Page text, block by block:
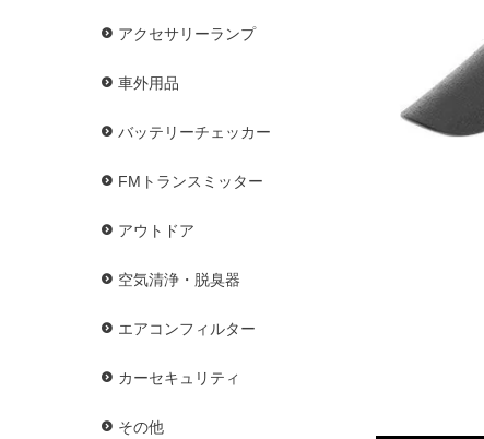
アクセサリーランプ
車外用品
バッテリーチェッカー
FMトランスミッター
アウトドア
空気清浄・脱臭器
エアコンフィルター
カーセキュリティ
その他